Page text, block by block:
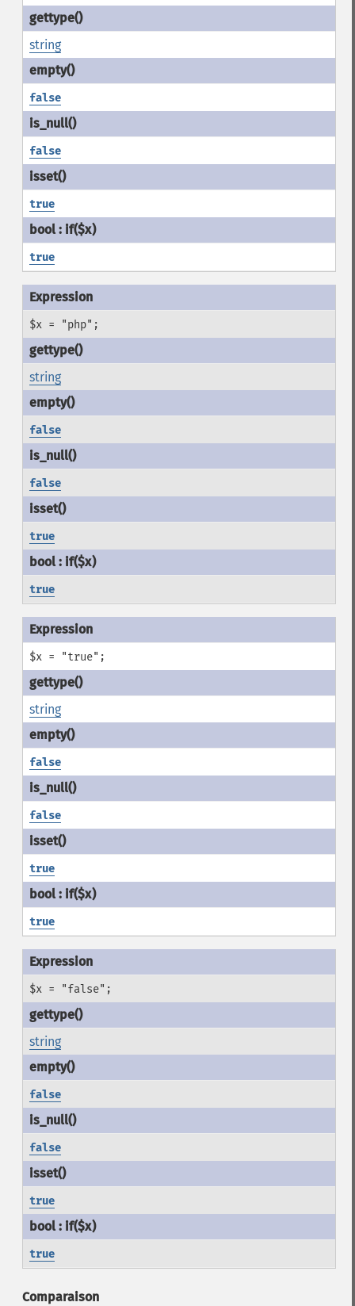
string
false
false
true
true
$x = "php";
string
false
false
true
true
$x = "true";
string
false
false
true
true
$x = "false";
string
false
false
true
true
Comparaison